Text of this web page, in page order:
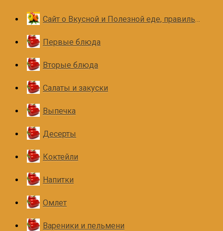
Сайт о Вкусной и Полезной еде, правильном и здоровом питании
Первые блюда
Вторые блюда
Салаты и закуски
Выпечка
Десерты
Коктейли
Напитки
Омлет
Вареники и пельмени